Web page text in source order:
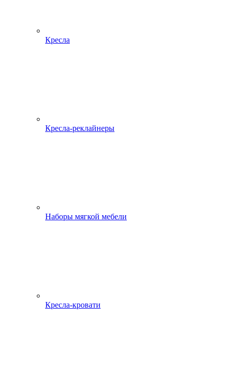
Кресла
Кресла-реклайнеры
Наборы мягкой мебели
Кресла-кровати